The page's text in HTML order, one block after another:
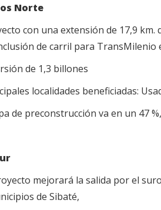
Norte
con una extensión de 17,9
de carril para
de 1,3 billones
localidades beneficiadas:
de preconstrucción va en un 47
mejorará la salida por el
de Sibaté,